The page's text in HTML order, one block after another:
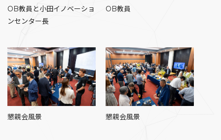
OB教員と小田イノベーショ
ンセンター長
OB教員
懇親会風景 懇親会風景